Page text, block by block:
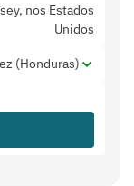
nos Estados
Unidos
(Honduras)